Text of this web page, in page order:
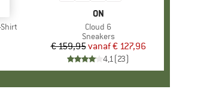
MERK
ON
Artikel
Cloud 6
Productgroep
Sneakers
Prijs
€ 159,95 Verlaagde prijs
vanaf€ 127,96
4,1(23)